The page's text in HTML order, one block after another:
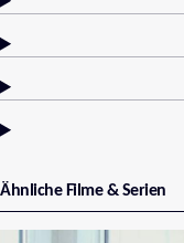
Ähnliche Filme & Serien